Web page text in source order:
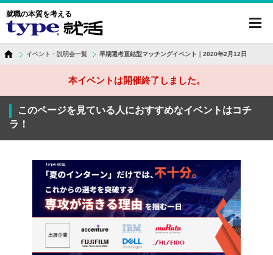
就職の本質を考える
イベント・説明会一覧 早期選考直結型マッチングイベント｜2020年2月12日
本イベントは開催終了しました。
このページを見ている人におすすめなイベントはコチ
ラ！